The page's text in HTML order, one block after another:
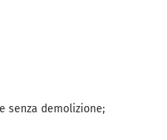
senza demolizione;